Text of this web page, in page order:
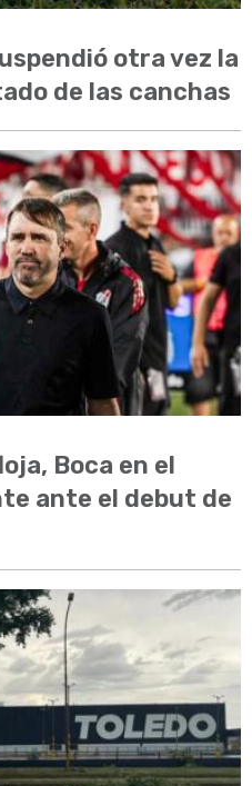
otra vez la
de las canchas
Boca en el
ante el debut de